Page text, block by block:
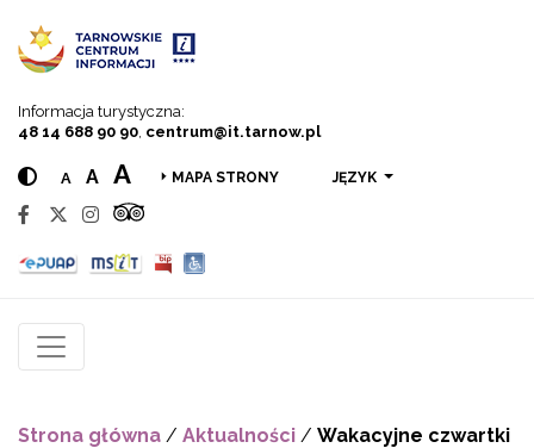
Informacja turystyczna:
48 14 688 90 90 centrum@it.tarnow.pl
A A A MAPA STRONY JĘZYK
Strona główna / Aktualności / Wakacyjne czwartki